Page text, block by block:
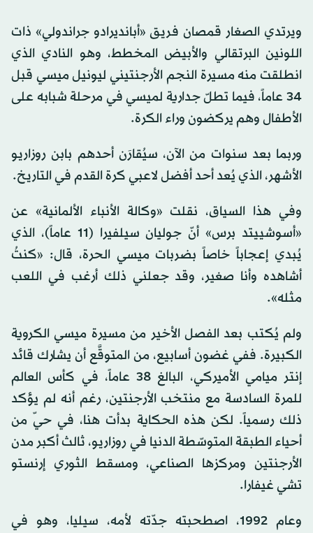
ويرتدي الصغار قمصان فريق «أبانديرادو جراندولي» ذات
اللونين البرتقالي والأبيض المخطط، وهو النادي الذي
انطلقت منه مسيرة النجم الأرجنتيني ليونيل ميسي قبل
34 عاماً، فيما تطلّ جدارية لميسي في مرحلة شبابه على
الأطفال وهم يركضون وراء الكرة.
وربما بعد سنوات من الآن، سيُقارَن أحدهم بابن روزاريو
الأشهر، الذي يُعد أحد أفضل لاعبي كرة القدم في التاريخ.
وفي هذا السياق، نقلت «وكالة الأنباء الألمانية» عن
«أسوشييتد برس» أنّ جوليان سيلفيرا (11 عاماً)، الذي
يُبدي إعجاباً خاصاً بضربات ميسي الحرة، قال: «كنتُ
أشاهده وأنا صغير، وقد جعلني ذلك أرغب في اللعب
مثله».
ولم يُكتب بعد الفصل الأخير من مسيرة ميسي الكروية
الكبيرة. ففي غضون أسابيع، من المتوقَّع أن يشارك قائد
إنتر ميامي الأميركي، البالغ 38 عاماً، في كأس العالم
للمرة السادسة مع منتخب الأرجنتين، رغم أنه لم يؤكد
ذلك رسمياً. لكن هذه الحكاية بدأت هنا، في حيّ من
أحياء الطبقة المتوسّطة الدنيا في روزاريو، ثالث أكبر مدن
الأرجنتين ومركزها الصناعي، ومسقط الثوري إرنستو
تشي غيفارا.
وعام 1992، اصطحبته جدّته لأمه، سيليا، وهو في